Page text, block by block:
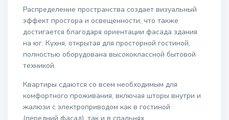
Распределение пространства создает визуальный
эффект простора и освещенности, что также
достигается благодаря ориентации фасада здания
на юг. Кухня, открытая для просторной гостиной,
полностью оборудована высококлассной бытовой
техникой.
Квартиры сдаются со всем необходимым для
комфортного проживания, включая шторы внутри и
жалюзи с электроприводом как в гостиной